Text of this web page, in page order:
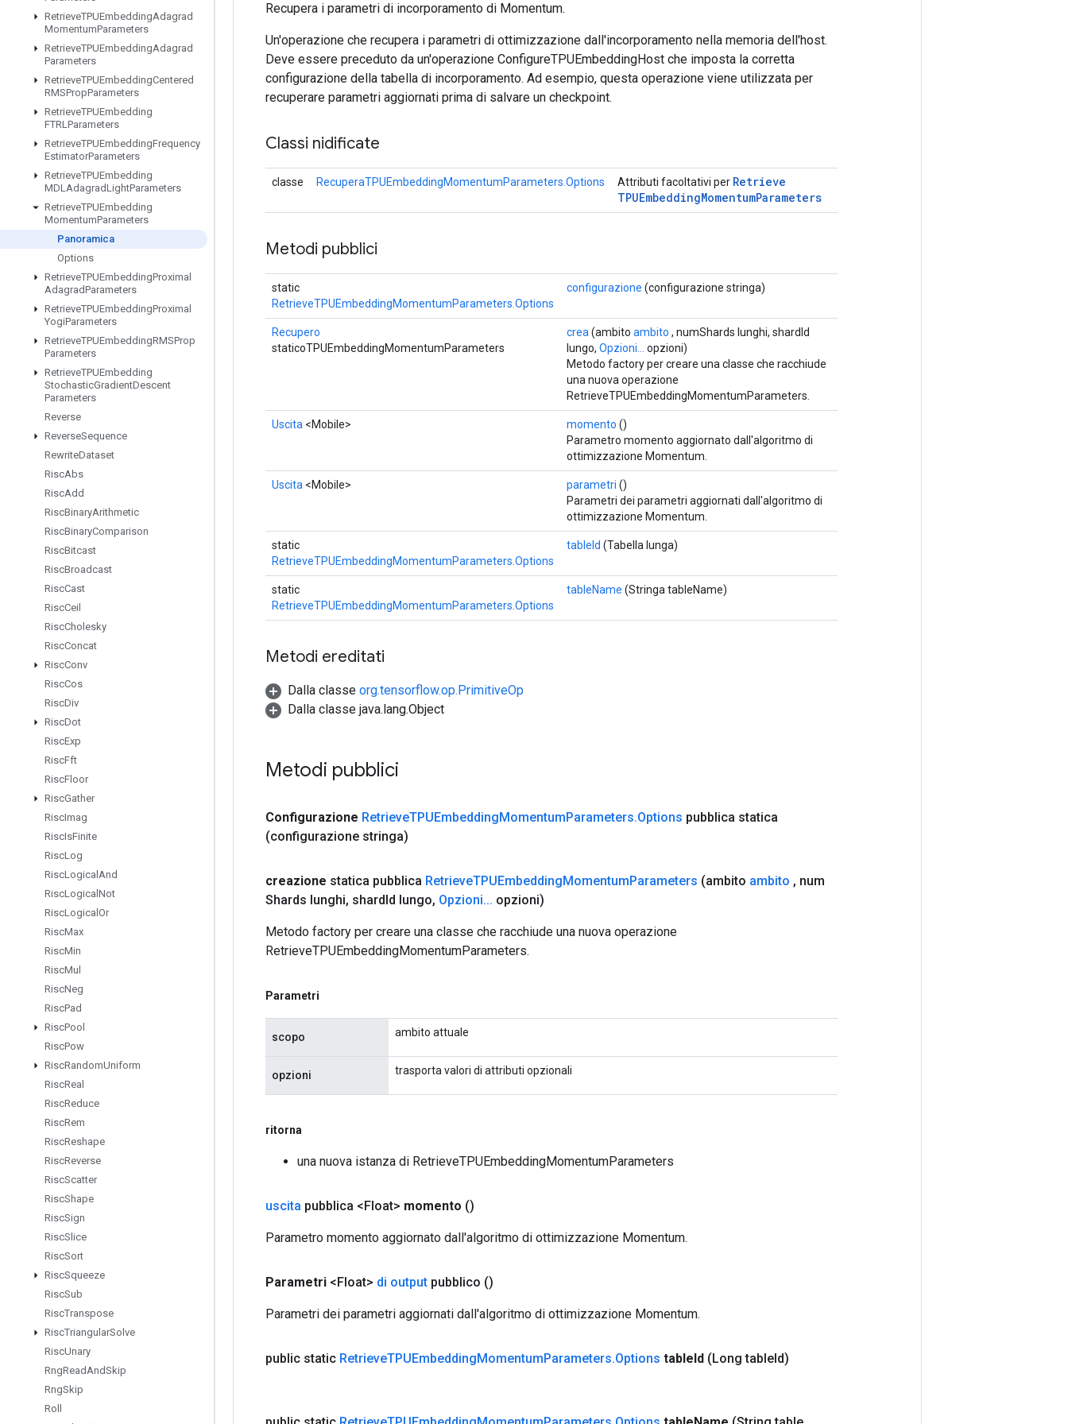
RetrieveTPUEmbeddingAdagrad
MomentumParameters
RetrieveTPUEmbeddingAdagrad
Parameters
RetrieveTPUEmbeddingCentered
RMSPropParameters
RetrieveTPUEmbedding
FTRLParameters
RetrieveTPUEmbeddingFrequency
EstimatorParameters
RetrieveTPUEmbedding
MDLAdagradLightParameters
RetrieveTPUEmbedding
MomentumParameters
Panoramica
Options
RetrieveTPUEmbeddingProximal
AdagradParameters
RetrieveTPUEmbeddingProximal
YogiParameters
RetrieveTPUEmbeddingRMSProp
Parameters
RetrieveTPUEmbedding
StochasticGradientDescent
Parameters
Reverse
ReverseSequence
RewriteDataset
RiscAbs
RiscAdd
RiscBinaryArithmetic
RiscBinaryComparison
RiscBitcast
RiscBroadcast
RiscCast
RiscCeil
RiscCholesky
RiscConcat
RiscConv
RiscCos
RiscDiv
RiscDot
RiscExp
RiscFft
RiscFloor
RiscGather
RiscImag
RiscIsFinite
RiscLog
RiscLogical And
RiscLogical Not
RiscLogical Or
RiscMax
RiscMin
RiscMul
RiscNeg
RiscPad
RiscPool
RiscPow
RiscRandomUniform
RiscReal
RiscReduce
RiscRem
RiscReshape
RiscReverse
RiscScatter
RiscShape
RiscSign
RiscSlice
RiscSort
RiscSqueeze
RiscSub
RiscTranspose
RiscTriangularSolve
RiscUnary
RngReadAndSkip
RngSkip
Roll
Recupera i parametri di incorporamento di Momentum.
Un'operazione che recupera i parametri di ottimizzazione dall'incorporamento nella memoria dell'host.
Deve essere preceduto da un'operazione ConfigureTPUEmbeddingHost che imposta la corretta
configurazione della tabella di incorporamento. Ad esempio, questa operazione viene utilizzata per
recuperare parametri aggiornati prima di salvare un checkpoint.
Classi nidificate
classe RecuperaTPUEmbeddingMomentumParameters.Options Attributi facoltativi per Retrieve
TPUEmbeddingMomentumParameters
Metodi pubblici
static
RetrieveTPUEmbeddingMomentumParameters.Options
configurazione (configurazione stringa)
Recupero
staticoTPUEmbeddingMomentumParameters
crea (ambito ambito , numShards lunghi, shardId
lungo, Opzioni...
opzioni)
Metodo factory per creare una classe che racchiude
una nuova operazione
RetrieveTPUEmbeddingMomentumParameters.
Uscita <Mobile> momento ()
Parametro momento aggiornato dall'algoritmo di
ottimizzazione Momentum.
Uscita <Mobile> parametri ()
Parametri dei parametri aggiornati dall'algoritmo di
ottimizzazione Momentum.
static
RetrieveTPUEmbeddingMomentumParameters.Options
tableId (Tabella lunga)
static
RetrieveTPUEmbeddingMomentumParameters.Options
tableName (Stringa tableName)
Metodi ereditati
Dalla classe org.tensorflow.op.PrimitiveOp
Dalla classe java.lang.Object
Metodi pubblici
Configurazione RetrieveTPUEmbeddingMomentumParameters.Options pubblica statica
(configurazione stringa)
creazione statica pubblica RetrieveTPUEmbeddingMomentumParameters (ambito ambito , num
Shards lunghi, shardId lungo, Opzioni... opzioni)
Metodo factory per creare una classe che racchiude una nuova operazione
RetrieveTPUEmbeddingMomentumParameters.
Parametri
scopo ambito attuale
opzioni trasporta valori di attributi opzionali
ritorna
una nuova istanza di RetrieveTPUEmbeddingMomentumParameters
uscita pubblica <Float> momento ()
Parametro momento aggiornato dall'algoritmo di ottimizzazione Momentum.
Parametri <Float> di output pubblico ()
Parametri dei parametri aggiornati dall'algoritmo di ottimizzazione Momentum.
public static RetrieveTPUEmbeddingMomentumParameters.Options tableId (Long tableId)